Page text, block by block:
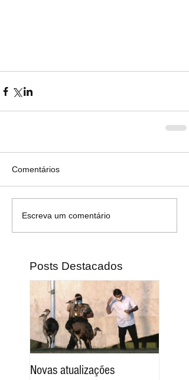
Comentários
Escreva um comentário
Posts Destacados
Novas atualizações